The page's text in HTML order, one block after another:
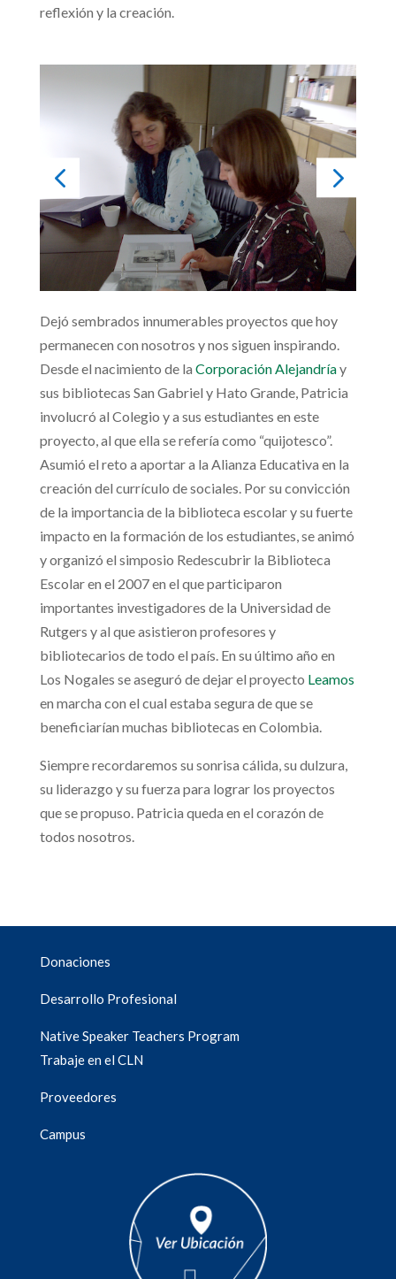
reflexión y la creación.
Dejó sembrados innumerables proyectos que hoy
permanecen con nosotros y nos siguen inspirando.
Desde el nacimiento de la Corporación Alejandríay
sus bibliotecas San Gabriel y Hato Grande, Patricia
involucró al Colegio y a sus estudiantes en este
proyecto, al que ella se refería como “quijotesco”.
Asumió el reto a aportar a la Alianza Educativa en la
creación del currículo de sociales. Por su convicción
de la importancia de la biblioteca escolar y su fuerte
impacto en la formación de los estudiantes, se animó
y organizó el simposio Redescubrir la Biblioteca
Escolar en el 2007 en el que participaron
importantes investigadores de la Universidad de
Rutgers y al que asistieron profesores y
bibliotecarios de todo el país. En su último año en
Los Nogales se aseguró de dejar el proyecto Leamos
en marcha con el cual estaba segura de que se
beneficiarían muchas bibliotecas en Colombia.
Siempre recordaremos su sonrisa cálida, su dulzura,
su liderazgo y su fuerza para lograr los proyectos
que se propuso. Patricia queda en el corazón de
todos nosotros.
Donaciones
Desarrollo Profesional
Native Speaker Teachers Program
Trabaje en el CLN
Proveedores
Campus